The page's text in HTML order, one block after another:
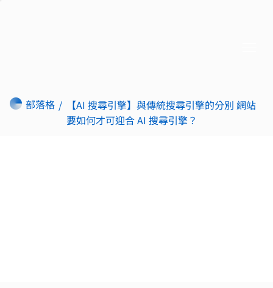
部落格 /
【AI 搜尋引擎】與傳統搜尋引擎的分別 網站
要如何才可迎合 AI 搜尋引擎？